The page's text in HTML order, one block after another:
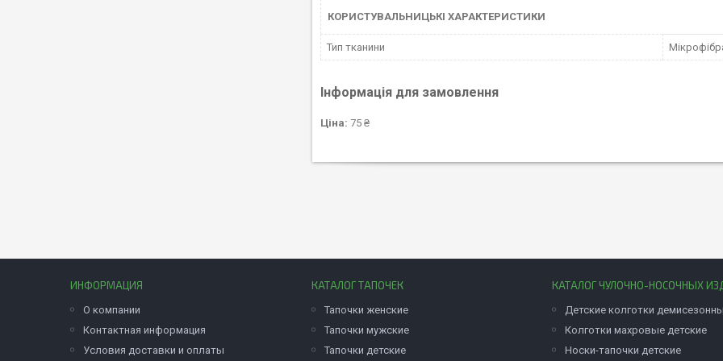
КОРИСТУВАЛЬНИЦЬКІ ХАРАКТЕРИСТИКИ
Тип тканини
Інформація для замовлення
Ціна: 75 ₴
ИНФОРМАЦИЯ
О компании
Контактная информация
Условия доставки и оплаты
КАТАЛОГ ТАПОЧЕК
Тапочки женские
Тапочки мужские
Тапочки детские
КАТАЛОГ ЧУЛОЧНО-НОСОЧНЫХ
Детские колготки
Колготки махровые детские
Носки-тапочки детские